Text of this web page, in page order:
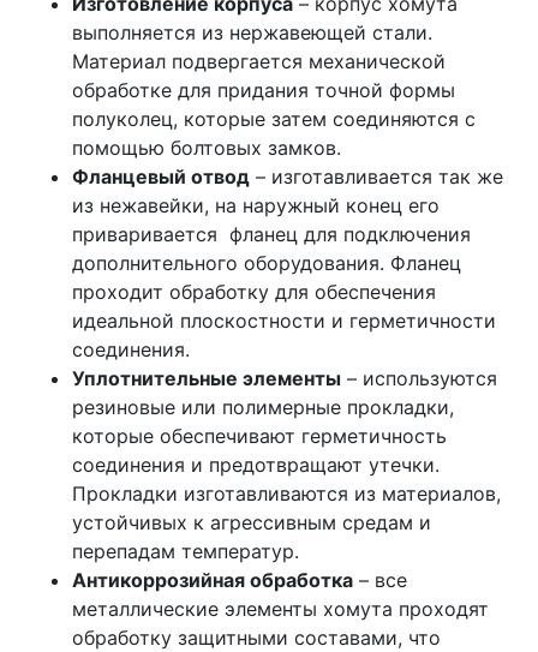
выполняется из нержавеющей стали.
Материал подвергается механической
обработке для придания точной формы
полуколец, которые затем соединяются с
помощью болтовых замков.
Фланцевый отвод – изготавливается так же
из нежавейки, на наружный конец его
приваривается фланец для подключения
дополнительного оборудования. Фланец
проходит обработку для обеспечения
идеальной плоскостности и герметичности
соединения.
Уплотнительные элементы – используются
резиновые или полимерные прокладки,
которые обеспечивают герметичность
соединения и предотвращают утечки.
Прокладки изготавливаются из материалов,
устойчивых к агрессивным средам и
перепадам температур.
Антикоррозийная обработка – все
металлические элементы хомута проходят
обработку защитными составами, что